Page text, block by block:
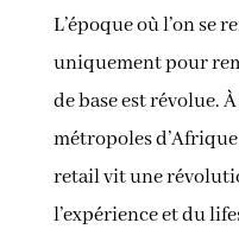
L’époque où l’on se
uniquement pour
de base est révolue.
métropoles
retail vit une
l’expérience et du